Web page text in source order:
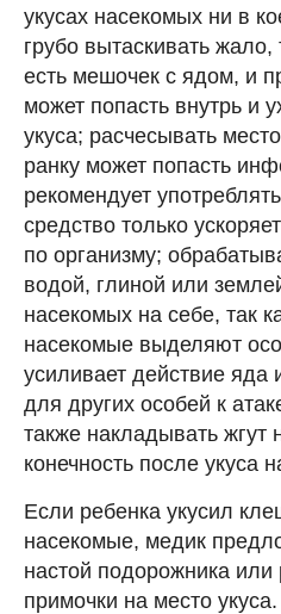
укусах насекомых ни в
грубо вытаскивать
есть мешочек с ядом, и
может попасть внутрь и
укуса; расчесывать
ранку может попасть
рекомендует
средство только
по организму;
водой, глиной или
насекомых на себе, так
насекомые выделяют
усиливает действие яда
для других особей к
также накладывать жгут
конечность после укуса
Если ребенка укусил
насекомые, медик
настой подорожника
примочки на место